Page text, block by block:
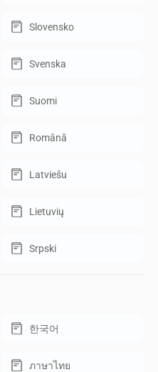
Slovensko
Svenska
Suomi
Română
Latviešu
Lietuvių
Srpski
한국어
ภาษาไทย